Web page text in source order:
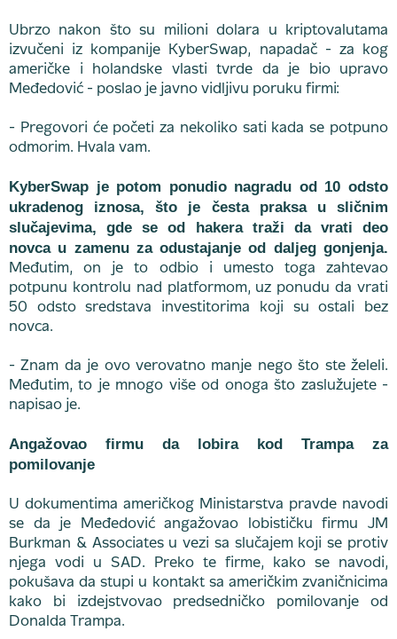
Ubrzo nakon što su milioni dolara u kriptovalutama
izvučeni iz kompanije KyberSwap, napadač - za kog
američke i holandske vlasti tvrde da je bio upravo
Međedović - poslao je javno vidljivu poruku firmi:
- Pregovori će početi za nekoliko sati kada se potpuno
odmorim. Hvala vam.
KyberSwap je potom ponudio nagradu od 10 odsto
ukradenog iznosa, što je česta praksa u sličnim
slučajevima, gde se od hakera traži da vrati deo
novca u zamenu za odustajanje od daljeg gonjenja.
Međutim, on je to odbio i umesto toga zahtevao
potpunu kontrolu nad platformom, uz ponudu da vrati
50 odsto sredstava investitorima koji su ostali bez
novca.
- Znam da je ovo verovatno manje nego što ste želeli.
Međutim, to je mnogo više od onoga što zaslužujete -
napisao je.
Angažovao firmu da lobira kod Trampa za
pomilovanje
U dokumentima američkog Ministarstva pravde navodi
se da je Međedović angažovao lobističku firmu JM
Burkman & Associates u vezi sa slučajem koji se protiv
njega vodi u SAD. Preko te firme, kako se navodi,
pokušava da stupi u kontakt sa američkim zvaničnicima
kako bi izdejstvovao predsedničko pomilovanje od
Donalda Trampa.